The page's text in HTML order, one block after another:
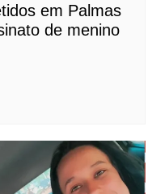
em Palmas
de menino